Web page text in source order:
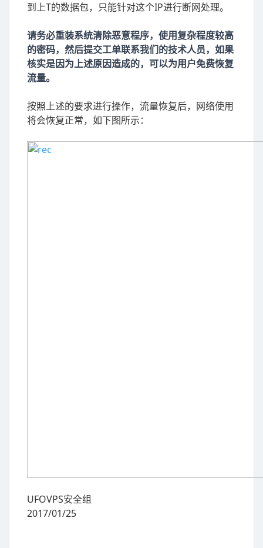
到上T的数据包，只能针对这个IP进行断网处理。
请务必重装系统清除恶意程序，使用复杂程度较高
的密码，然后提交工单联系我们的技术人员，如果
核实是因为上述原因造成的，可以为用户免费恢复
流量。
按照上述的要求进行操作，流量恢复后，网络使用
将会恢复正常，如下图所示：
UFOVPS安全组
2017/01/25